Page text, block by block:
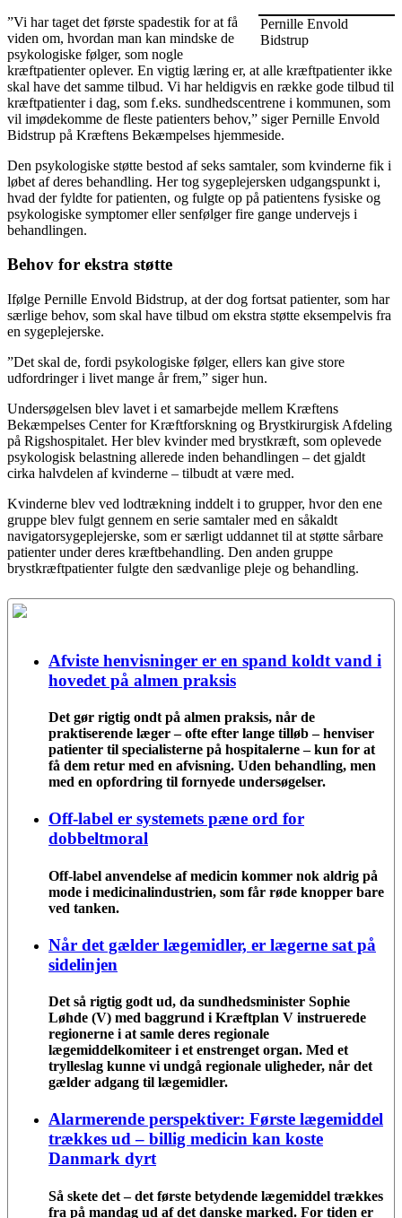
Pernille Envold
Bidstrup
”Vi har taget det første spadestik for at få
viden om, hvordan man kan mindske de
psykologiske følger, som nogle
kræftpatienter oplever. En vigtig læring er, at alle kræftpatienter ikke
skal have det samme tilbud. Vi har heldigvis en række gode tilbud til
kræftpatienter i dag, som f.eks. sundhedscentrene i kommunen, som
vil imødekomme de fleste patienters behov,” siger Pernille Envold
Bidstrup på Kræftens Bekæmpelses hjemmeside.
Den psykologiske støtte bestod af seks samtaler, som kvinderne fik i
løbet af deres behandling. Her tog sygeplejersken udgangspunkt i,
hvad der fyldte for patienten, og fulgte op på patientens fysiske og
psykologiske symptomer eller senfølger fire gange undervejs i
behandlingen.
Behov for ekstra støtte
Ifølge Pernille Envold Bidstrup, at der dog fortsat patienter, som har
særlige behov, som skal have tilbud om ekstra støtte eksempelvis fra
en sygeplejerske.
”Det skal de, fordi psykologiske følger, ellers kan give store
udfordringer i livet mange år frem,” siger hun.
Undersøgelsen blev lavet i et samarbejde mellem Kræftens
Bekæmpelses Center for Kræftforskning og Brystkirurgisk Afdeling
på Rigshospitalet. Her blev kvinder med brystkræft, som oplevede
psykologisk belastning allerede inden behandlingen – det gjaldt
cirka halvdelen af kvinderne – tilbudt at være med.
Kvinderne blev ved lodtrækning inddelt i to grupper, hvor den ene
gruppe blev fulgt gennem en serie samtaler med en såkaldt
navigatorsygeplejerske, som er særligt uddannet til at støtte sårbare
patienter under deres kræftbehandling. Den anden gruppe
brystkræftpatienter fulgte den sædvanlige pleje og behandling.
Afviste henvisninger er en spand koldt vand i
hovedet på almen praksis
Det gør rigtig ondt på almen praksis, når de
praktiserende læger – ofte efter lange tilløb – henviser
patienter til specialisterne på hospitalerne – kun for at
få dem retur med en afvisning. Uden behandling, men
med en opfordring til fornyede undersøgelser.
Off-label er systemets pæne ord for
dobbeltmoral
Off-label anvendelse af medicin kommer nok aldrig på
mode i medicinalindustrien, som får røde knopper bare
ved tanken.
Når det gælder lægemidler, er lægerne sat på
sidelinjen
Det så rigtig godt ud, da sundhedsminister Sophie
Løhde (V) med baggrund i Kræftplan V instruerede
regionerne i at samle deres regionale
lægemiddelkomiteer i et enstrenget organ. Med et
trylleslag kunne vi undgå regionale uligheder, når det
gælder adgang til lægemidler.
Alarmerende perspektiver: Første lægemiddel
trækkes ud – billig medicin kan koste
Danmark dyrt
Så skete det – det første betydende lægemiddel trækkes
fra på mandag ud af det danske marked. For tiden er